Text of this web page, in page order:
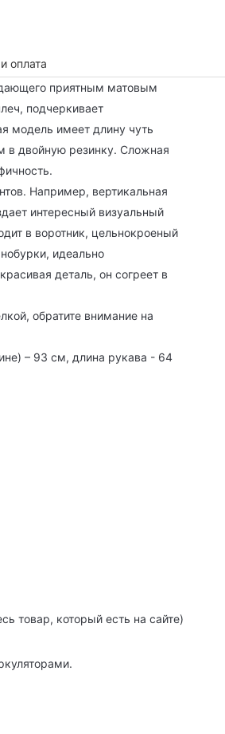
оплата
приятным матовым
подчеркивает
модель имеет длину чуть
в двойную резинку. Сложная
Например, вертикальная
интересный визуальный
в воротник, цельнокроеный
идеально
деталь, он согреет в
обратите внимание на
– 93 см, длина рукава - 64
товар, который есть на сайте)